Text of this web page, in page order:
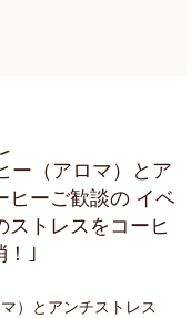
ー（アロマ）とア
ヒーご歓談の イベ
トレスをコーヒ
！｣
）とアンチストレス